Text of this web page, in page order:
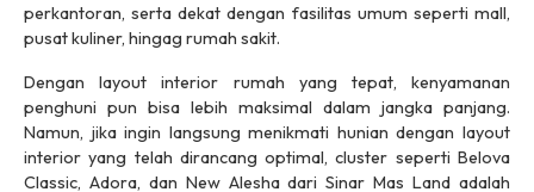
perkantoran, serta dekat dengan fasilitas umum seperti mall,
pusat kuliner, hingag rumah sakit.
Denganlayoutinterior rumah yang tepat, kenyamanan
penghuni pun bisa lebih maksimal dalam jangka panjang.
Namun, jika ingin langsung menikmati hunian dengan layout
interior yang telah dirancang optimal,cluster seperti Belova
Classic, Adora, dan New Alesha dari Sinar Mas Land adalah